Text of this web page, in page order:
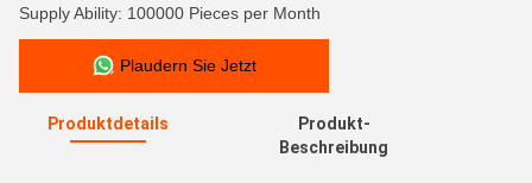
Supply Ability: 100000 Pieces per Month
Plaudern Sie Jetzt
Produktdetails
Produkt-
Beschreibung